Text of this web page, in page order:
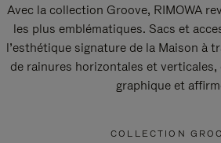
Avec la collection Groove, RIMOWA
les plus emblématiques. Sacs et
l’esthétique signature de la Maison à
de rainures horizontales et
graphique et
COLLECTION